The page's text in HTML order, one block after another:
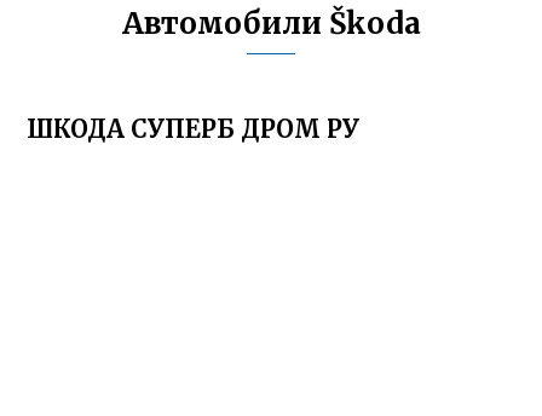
Автомобили Škoda
ШКОДА СУПЕРБ ДРОМ РУ